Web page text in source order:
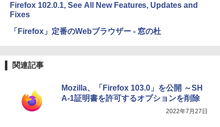
ージ、防水、7インチカラーディスプレ
テリー、広告無し、ブラック (2025年発
売)
11インチカラーディスプレイ、64GBスト
レージ、ノート機能搭載、明るさ自動調
整、色調調節ライト、プレミアムペン付
Firefox 102.0.1, See All New Features, Updates and
Fixes
「Firefox」定番のWebブラウザー - 窓の杜
関連記事
Mozilla、「Firefox 103.0」を公開 ～SH
A-1証明書を許可するオプションを削除
2022年7月27日